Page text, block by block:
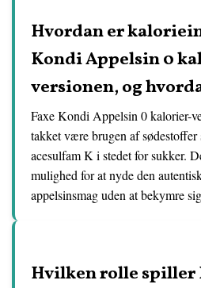
Hvordan er
Kondi Appelsin 0
versionen, og
Faxe Kondi Appelsin 0 kalorier-
takket være brugen af sødestoffer
acesulfam K i stedet for sukker.
mulighed for at nyde den
appelsinsmag uden at bekymre
Hvilken rolle spiller